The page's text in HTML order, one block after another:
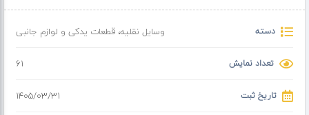
چرا باید از ما خرید کنید؟
قیمتمون عالیه، هم کیفیت کارمون تضمینیه.
کاربردهای دیگه این سایه بان:
سایه بان برای محوطه ویلا و حیاط
دسته وسایل نقلیه،قطعات یدکی و لوازم جانبی
تعداد نمایش 61
تاریخ ثبت ۱۴۰۵/۰۳/۳۱